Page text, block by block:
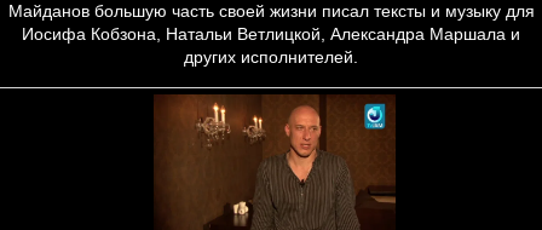
Майданов большую часть своей жизни писал тексты и музыку для
Иосифа Кобзона, Натальи Ветлицкой, Александра Маршала и
других исполнителей.